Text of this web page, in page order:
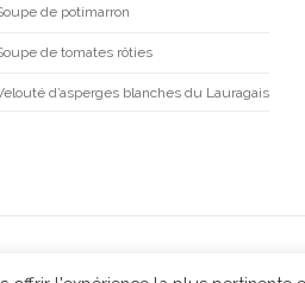
de potimarron
de tomates rôties
d’asperges blanches du Lauragais